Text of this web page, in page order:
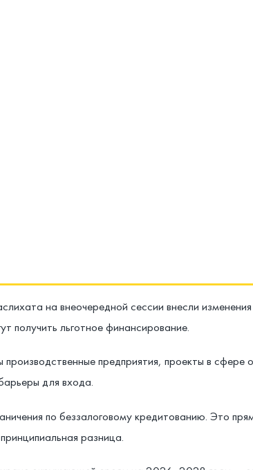
на внеочередной сессии внесли
получить льготное финансирование.
предприятия, проекты в
для входа.
по беззалоговому кредитованию. Это
разница.